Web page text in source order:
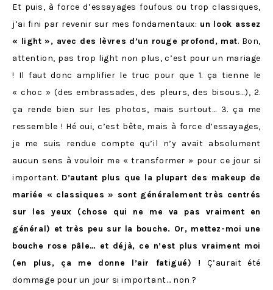
Et puis, à force d’essayages foufous ou trop classiques,
j’ai fini par revenir sur mes fondamentaux: un look assez
« light », avec des lèvres d’un rouge profond, mat. Bon,
attention, pas trop light non plus, c’est pour un mariage
! Il faut donc amplifier le truc pour que 1. ça tienne le
« choc » (des embrassades, des pleurs, des bisous…), 2.
ça rende bien sur les photos, mais surtout… 3. ça me
ressemble ! Hé oui, c’est bête, mais à force d’essayages,
je me suis rendue compte qu’il n’y avait absolument
aucun sens à vouloir me « transformer » pour ce jour si
important. D’autant plus que la plupart des makeup de
mariée « classiques » sont généralement très centrés
sur les yeux (chose qui ne me va pas vraiment en
général) et très peu sur la bouche. Or, mettez-moi une
bouche rose pâle… et déjà, ce n’est plus vraiment moi
(en plus, ça me donne l’air fatigué) !
Ç’aurait été
dommage pour un jour si important… non ?